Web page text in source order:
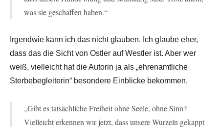
was sie geschaffen haben.“
Irgendwie kann ich das nicht glauben. Ich glaube eher,
dass das die Sicht von Ostler auf Westler ist. Aber wer
weiß, vielleicht hat die Autorin ja als „ehrenamtliche
Sterbebegleiterin“ besondere Einblicke bekommen.
„Gibt es tatsächliche Freiheit ohne Seele, ohne Sinn?
Vielleicht erkennen wir jetzt, dass unsere Wurzeln gekappt